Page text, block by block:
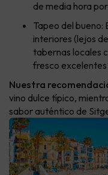
de media hora
Tapeo del bueno:
interiores (lejos
tabernas locales
fresco
Nuestra
vino dulce típico,
sabor auténtico de